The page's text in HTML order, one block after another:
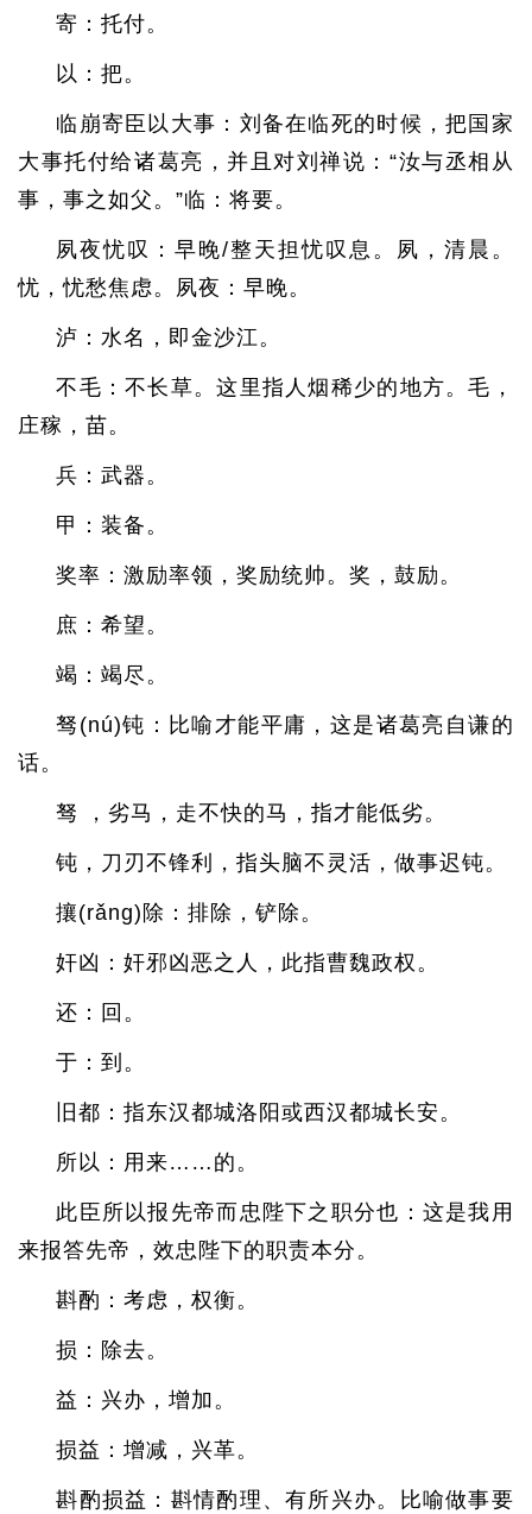
寄：托付。
以：把。
临崩寄臣以大事：刘备在临死的时候，把国家
大事托付给诸葛亮，并且对刘禅说：“汝与丞相从
事，事之如父。”临：将要。
夙夜忧叹：早晚/整天担忧叹息。夙，清晨。
忧，忧愁焦虑。夙夜：早晚。
泸：水名，即金沙江。
不毛：不长草。这里指人烟稀少的地方。毛，
庄稼，苗。
兵：武器。
甲：装备。
奖率：激励率领，奖励统帅。奖，鼓励。
庶：希望。
竭：竭尽。
驽(nú)钝：比喻才能平庸，这是诸葛亮自谦的
话。
驽 ，劣马，走不快的马，指才能低劣。
钝，刀刃不锋利，指头脑不灵活，做事迟钝。
攘(rǎng)除：排除，铲除。
奸凶：奸邪凶恶之人，此指曹魏政权。
还：回。
于：到。
旧都：指东汉都城洛阳或西汉都城长安。
所以：用来……的。
此臣所以报先帝而忠陛下之职分也：这是我用
来报答先帝，效忠陛下的职责本分。
斟酌：考虑，权衡。
损：除去。
益：兴办，增加。
损益：增减，兴革。
斟酌损益：斟情酌理、有所兴办。比喻做事要